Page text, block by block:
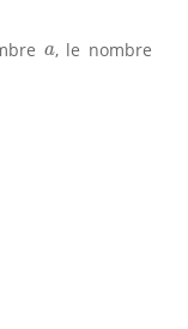
a
a, le nombre